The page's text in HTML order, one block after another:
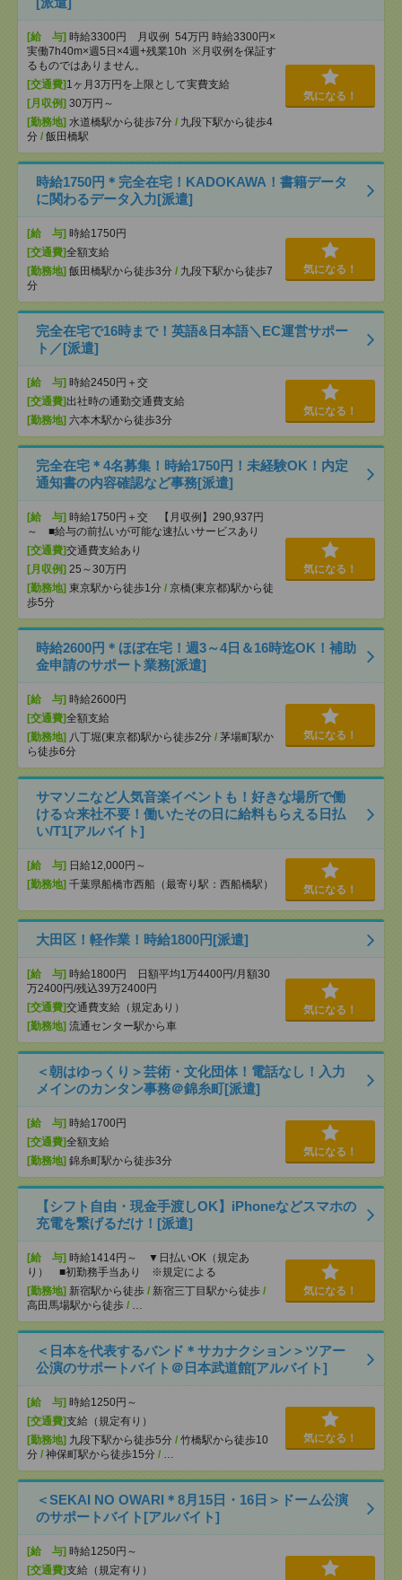
[給 与] 時給3300円 月収例 54万円 時給3300円×
実働7h40m×週5日×4週+残業10h ※月収例を保証す
るものではありません。
[交通費] 1ヶ月3万円を上限として実費支給
[月収例] 30万円～
[勤務地] 水道橋駅から徒歩7分 / 九段下駅から徒歩4
分 / 飯田橋駅
気になる！
時給1750円＊完全在宅！KADOKAWA！書籍データ
に関わるデータ入力[派遣]
[給 与] 時給1750円
[交通費]全額支給
[勤務地] 飯田橋駅から徒歩3分 / 九段下駅から徒歩7
分
気になる！
完全在宅で16時まで！英語&日本語＼EC運営サポー
ト／[派遣]
[給 与] 時給2450円＋交
[交通費]出社時の通勤交通費支給
[勤務地] 六本木駅から徒歩3分
気になる！
完全在宅＊4名募集！時給1750円！未経験OK！内定
通知書の内容確認など事務[派遣]
[給 与] 時給1750円＋交 【月収例】290,937円
～ ■給与の前払いが可能な速払いサービスあり
[交通費]交通費支給あり
[月収例] 25～30万円
[勤務地] 東京駅から徒歩1分 / 京橋(東京都)駅から徒
歩5分
気になる！
時給2600円＊ほぼ在宅！週3～4日＆16時迄OK！補助
金申請のサポート業務[派遣]
[給 与] 時給2600円
[交通費]全額支給
[勤務地] 八丁堀(東京都)駅から徒歩2分 / 茅場町駅か
ら徒歩6分
気になる！
サマソニなど人気音楽イベントも！好きな場所で働
ける☆来社不要！働いたその日に給料もらえる日払
い/T1[アルバイト]
[給 与] 日給12,000円～
[勤務地] 千葉県船橋市西船（最寄り駅：西船橋駅） 気になる！
大田区！軽作業！時給1800円[派遣]
[給 与] 時給1800円 日額平均1万4400円/月額30
万2400円/残込39万2400円
[交通費]交通費支給（規定あり）
[勤務地] 流通センター駅から車
気になる！
＜朝はゆっくり＞芸術・文化団体！電話なし！入力
メインのカンタン事務＠錦糸町[派遣]
[給 与] 時給1700円
[交通費]全額支給
[勤務地] 錦糸町駅から徒歩3分
気になる！
【シフト自由・現金手渡しOK】iPhoneなどスマホの
充電を繋げるだけ！[派遣]
[給 与] 時給1414円～ ▼日払いOK（規定あ
り） ■初勤務手当あり ※規定による
[勤務地] 新宿駅から徒歩 / 新宿三丁目駅から徒歩 /
高田馬場駅から徒歩 / …
気になる！
＜日本を代表するバンド＊サカナクション＞ツアー
公演のサポートバイト＠日本武道館[アルバイト]
[給 与] 時給1250円～
[交通費]支給（規定有り）
[勤務地] 九段下駅から徒歩5分 / 竹橋駅から徒歩10
分 / 神保町駅から徒歩15分 / …
気になる！
＜SEKAI NO OWARI＊8月15日・16日＞ドーム公演
のサポートバイト[アルバイト]
[給 与] 時給1250円～
[交通費]支給（規定有り）